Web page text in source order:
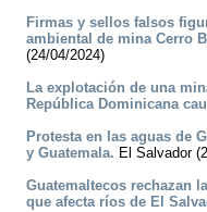
Firmas y sellos falsos
ambiental de mina Cerro
(24/04/2024)
La explotación de una
República Dominicana
Protesta en las aguas de
y Guatemala. El Salvador
Guatemaltecos rechazan
que afecta ríos de El